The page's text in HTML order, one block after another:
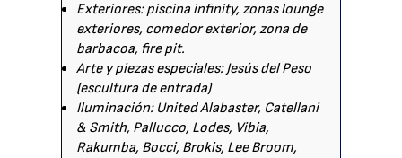
Exteriores: piscina infinity, zonas lounge
exteriores, comedor exterior, zona de
barbacoa, fire pit.
Arte y piezas especiales: Jesús del Peso
(escultura de entrada)
Iluminación: United Alabaster, Catellani
& Smith, Pallucco, Lodes, Vibia,
Rakumba, Bocci, Brokis, Lee Broom,